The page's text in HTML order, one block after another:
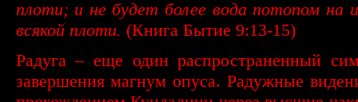
плоти; и не будет более вода потопом на
всякой плоти. (Книга Бытие 9:13-15)
Радуга – еще один распространенный
завершения магнум опуса. Радужные